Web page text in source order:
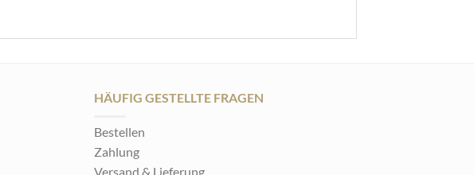
HÄUFIG GESTELLTE FRAGEN
Bestellen
Zahlung
Versand & Lieferung